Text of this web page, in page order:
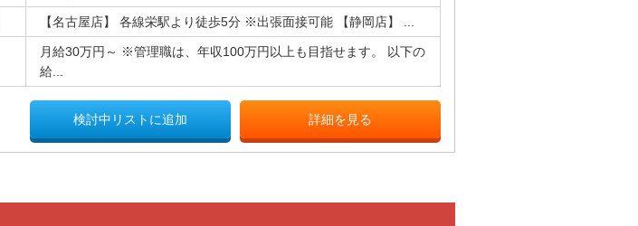
【名古屋店】 各線栄駅より徒歩5分 ※出張面接可能 【静岡店】 ...
月給30万円～ ※管理職は、年収100万円以上も目指せます。 以下の
給...
検討中リストに追加 詳細を見る